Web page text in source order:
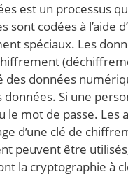
est un processus
sont codées à l’aide
spéciaux. Les
données
données. Si une
le mot de passe.
d’une clé de
peuvent être utilisés,
la cryptographie à